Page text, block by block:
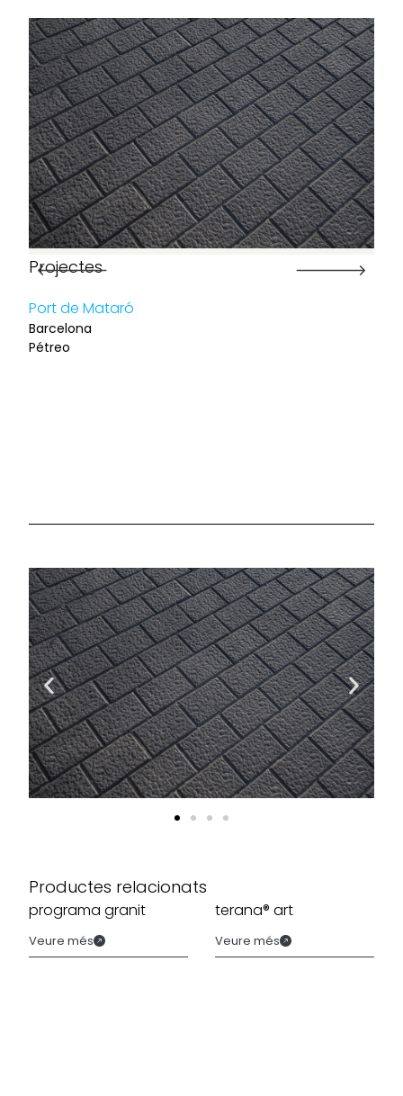
places, un
material que
fusiona
funcionalitat,
durabilitat i
una integració
estètica
discreta però
determinant.
Projectes
Port de Mataró
Barcelona
Pétreo
Productes relacionats
programa granit
Veure més
terana® art
Veure més